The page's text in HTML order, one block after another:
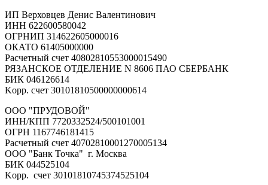
ИП Верховцев Денис Валентинович
ИНН 622600580042
ОГРНИП 314622605000016
ОКАТО 61405000000
Расчетный счет 40802810553000015490
РЯЗАНСКОЕ ОТДЕЛЕНИЕ N 8606 ПАО СБЕРБАНК
БИК 046126614
Kорр. счет 30101810500000000614
ООО "ПРУДОВОЙ"
ИНН/КПП 7720332524/500101001
ОГРН 1167746181415
Расчетный счет 40702810001270005134
ООО "Банк Точка" г. Москва
БИК 044525104
Kорр. счет 30101810745374525104